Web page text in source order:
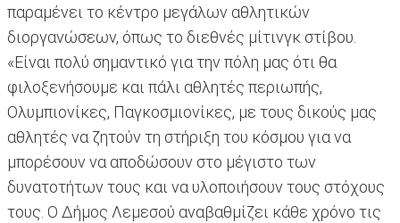
παραμένει το κέντρο μεγάλων αθλητικών
διοργανώσεων, όπως το διεθνές μίτινγκ στίβου.
«Είναι πολύ σημαντικό για την πόλη μας ότι θα
φιλοξενήσουμε και πάλι αθλητές περιωπής,
Ολυμπιονίκες, Παγκοσμιονίκες, με τους δικούς μας
αθλητές να ζητούν τη στήριξη του κόσμου για να
μπορέσουν να αποδώσουν στο μέγιστο των
δυνατοτήτων τους και να υλοποιήσουν τους στόχους
τους. Ο Δήμος Λεμεσού αναβαθμίζει κάθε χρόνο τις